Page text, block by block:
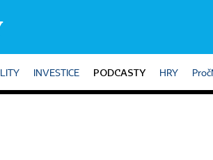
INVESTICE PODCASTY HRY